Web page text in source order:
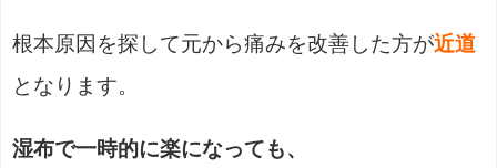
根本原因を探して元から痛みを改善した方が近道
となります。
湿布で一時的に楽になっても、